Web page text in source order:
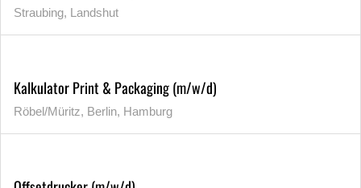
Straubing, Landshut
Kalkulator Print & Packaging (m/w/d)
Röbel/Müritz, Berlin, Hamburg